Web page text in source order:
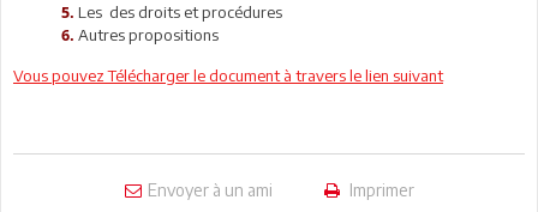
5. Les des droits et procédures
6. Autres propositions
Vous pouvez Télécharger le document à travers le lien suivant
Envoyer à un ami Imprimer